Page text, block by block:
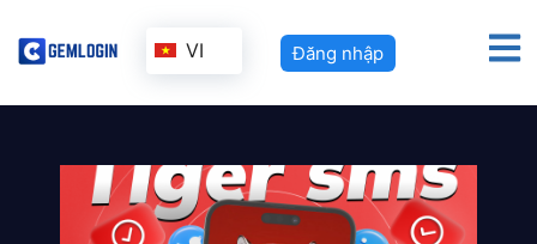
VI Đăng nhập